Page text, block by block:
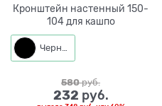
Кронштейн настенный 150-
104 для кашпо
Черный
580 руб.
232 руб.